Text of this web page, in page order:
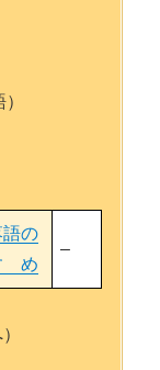
語の
ゝめ
–